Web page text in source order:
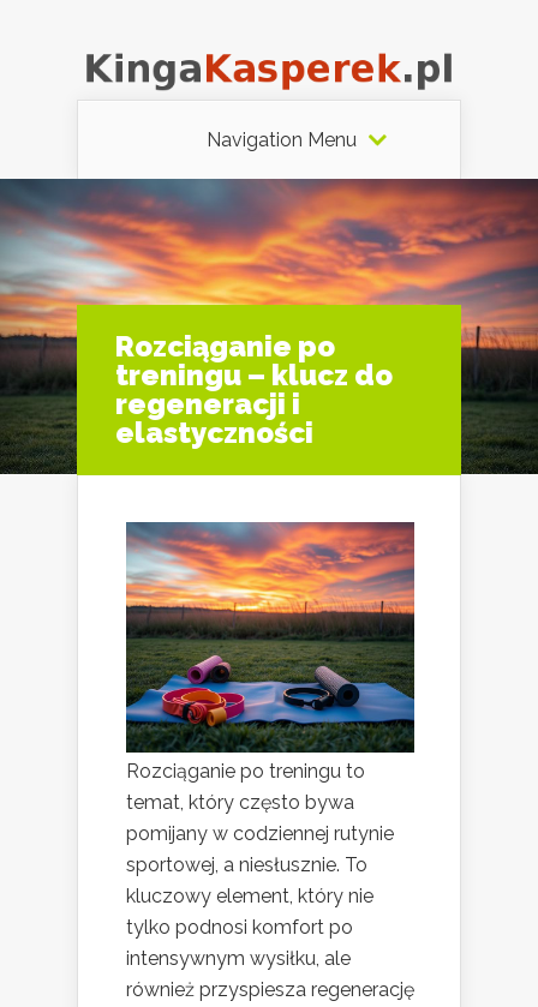
Navigation Menu
Rozciąganie po
treningu – klucz do
regeneracji i
elastyczności
Rozciąganie po treningu to
temat, który często bywa
pomijany w codziennej rutynie
sportowej, a niesłusznie. To
kluczowy element, który nie
tylko podnosi komfort po
intensywnym wysiłku, ale
również przyspiesza regenerację